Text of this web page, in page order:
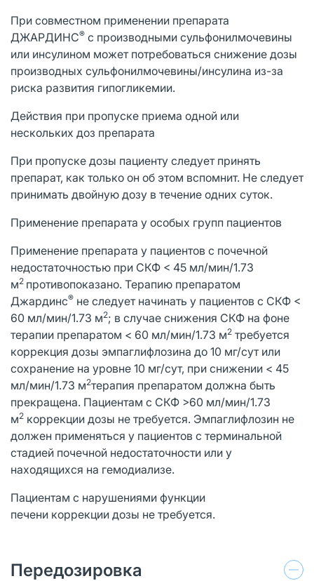
При совместном применении препарата
ДЖАРДИНС® с производными сульфонилмочевины
или инсулином может потребоваться снижение дозы
производных сульфонилмочевины/инсулина из-за
риска развития гипогликемии.
Действия при пропуске приема одной или
нескольких доз препарата
При пропуске дозы пациенту следует принять
препарат, как только он об этом вспомнит. Не следует
принимать двойную дозу в течение одних суток.
Применение препарата у особых групп пациентов
Применение препарата у пациентов с почечной
недостаточностью при СКФ < 45 мл/мин/1.73
м2 противопоказано. Терапию препаратом
Джардинс® не следует начинать у пациентов с СКФ <
60 мл/мин/1.73 м2; в случае снижения СКФ на фоне
терапии препаратом < 60 мл/мин/1.73 м2 требуется
коррекция дозы эмпаглифлозина до 10 мг/сут или
сохранение на уровне 10 мг/сут, при снижении < 45
мл/мин/1.73 м2терапия препаратом должна быть
прекращена. Пациентам с СКФ >60 мл/мин/1.73
м2 коррекции дозы не требуется. Эмпаглифлозин не
должен применяться у пациентов с терминальной
стадией почечной недостаточности или у
находящихся на гемодиализе.
Пациентам с нарушениями функции
печени коррекции дозы не требуется.
Передозировка